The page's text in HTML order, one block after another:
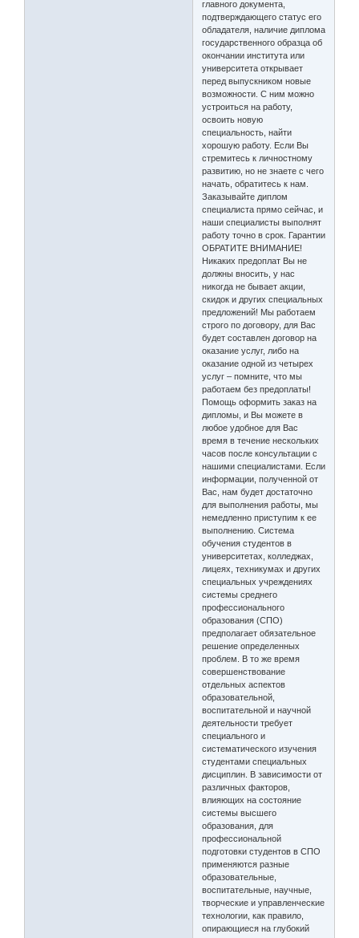
главного документа,
подтверждающего статус его
обладателя, наличие диплома
государственного образца об
окончании института или
университета открывает
перед выпускником новые
возможности. С ним можно
устроиться на работу,
освоить новую
специальность, найти
хорошую работу. Если Вы
стремитесь к личностному
развитию, но не знаете с чего
начать, обратитесь к нам.
Заказывайте диплом
специалиста прямо сейчас, и
наши специалисты выполнят
работу точно в срок. Гарантии
ОБРАТИТЕ ВНИМАНИЕ!
Никаких предоплат Вы не
должны вносить, у нас
никогда не бывает акции,
скидок и других специальных
предложений! Мы работаем
строго по договору, для Вас
будет составлен договор на
оказание услуг, либо на
оказание одной из четырех
услуг – помните, что мы
работаем без предоплаты!
Помощь оформить заказ на
дипломы, и Вы можете в
любое удобное для Вас
время в течение нескольких
часов после консультации с
нашими специалистами. Если
информации, полученной от
Вас, нам будет достаточно
для выполнения работы, мы
немедленно приступим к ее
выполнению. Система
обучения студентов в
университетах, колледжах,
лицеях, техникумах и других
специальных учреждениях
системы среднего
профессионального
образования (СПО)
предполагает обязательное
решение определенных
проблем. В то же время
совершенствование
отдельных аспектов
образовательной,
воспитательной и научной
деятельности требует
специального и
систематического изучения
студентами специальных
дисциплин. В зависимости от
различных факторов,
влияющих на состояние
системы высшего
образования, для
профессиональной
подготовки студентов в СПО
применяются разные
образовательные,
воспитательные, научные,
творческие и управленческие
технологии, как правило,
опирающиеся на глубокий